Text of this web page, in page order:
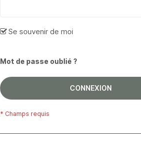
Se souvenir de moi
Mot de passe oublié ?
CONNEXION